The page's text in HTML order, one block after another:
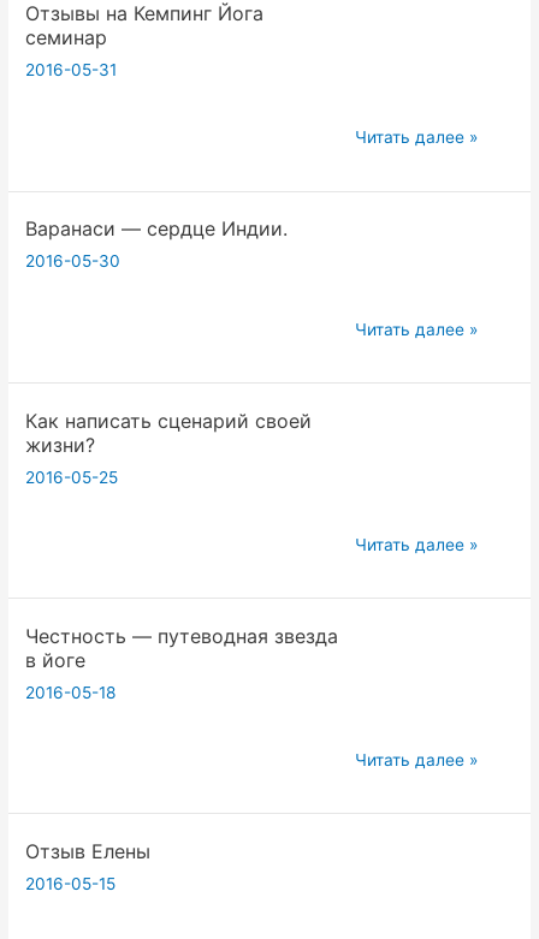
Отзывы на Кемпинг Йога
семинар
2016-05-31
Отзывы
Кемпинг
Читать далее »
Варанаси — сердце Индии.
2016-05-30
Варанаси
сердце
Читать далее »
Как написать сценарий своей
жизни?
2016-05-25
Как
сценарий
Читать далее »
Честность — путеводная звезда
в йоге
2016-05-18
Честность
путеводная
Читать далее »
Отзыв Елены
2016-05-15